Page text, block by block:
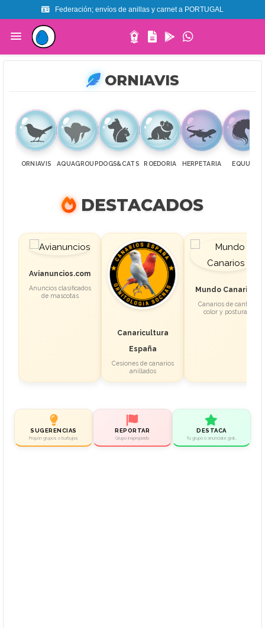
Federación; envíos de anillas y carnet a PORTUGAL
Federación; envíos de anillas y carnet a Baleares y Canarias
Federación; envíos de anillas y carnet a Ceuta y Melilla
ORNIAVIS
ORNIAVIS AQUAGROUPDOGS&CATS ROEDORIA HERPETARIA EQUUS
DESTACADOS
Avianuncios.com
Anuncios clasificados
de mascotas
Canaricultura
España
Cesiones de canarios
anillados
Mundo Canarios
Canarios de canto,
color y postura
SUGERENCIAS
Propón grupos o burbujas
REPORTAR
Grupo inapropiado
DESTACA
Tu grupo o anunciate gratis